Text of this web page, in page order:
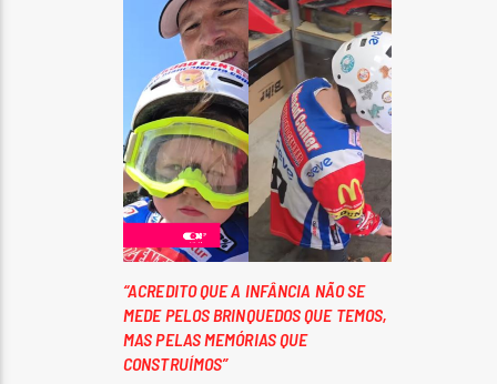
“ACREDITO QUE A INFÂNCIA NÃO SE
MEDE PELOS BRINQUEDOS QUE TEMOS,
MAS PELAS MEMÓRIAS QUE
CONSTRUÍMOS”